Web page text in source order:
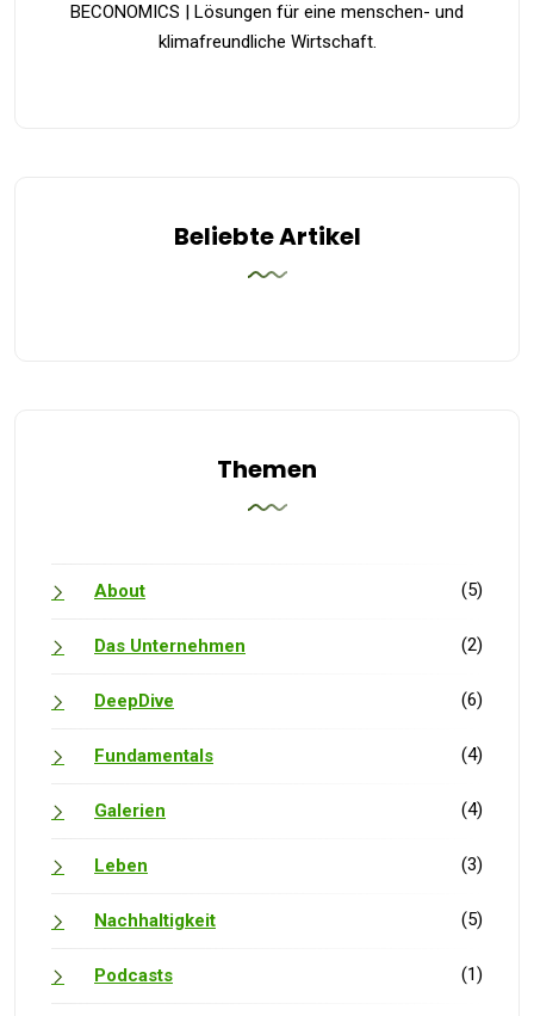
BECONOMICS | Lösungen für eine menschen- und
klimafreundliche Wirtschaft.
Beliebte Artikel
Themen
About (5)
Das Unternehmen (2)
DeepDive (6)
Fundamentals (4)
Galerien (4)
Leben (3)
Nachhaltigkeit (5)
Podcasts (1)